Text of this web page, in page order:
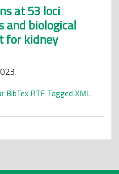
at 53 loci
and biological
for kidney
BibTex RTF Tagged XML